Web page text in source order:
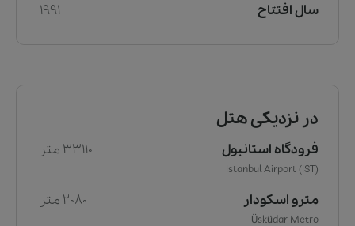
سال افتتاح
1991
در نزدیکی هتل
فرودگاه استانبول 33110 متر
Istanbul Airport (IST)
مترو اسکودار 2080 متر
Üsküdar Metro